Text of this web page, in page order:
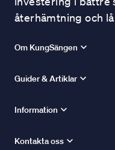
återhämtning och
Om KungSängen
Guider & Artiklar
Information
Kontakta oss